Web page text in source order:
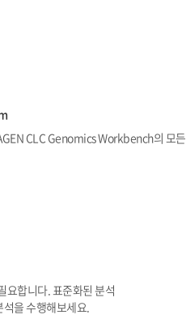
CLC Genomics Workbench의 모든
합니다. 표준화된 분석
을 수행해보세요.